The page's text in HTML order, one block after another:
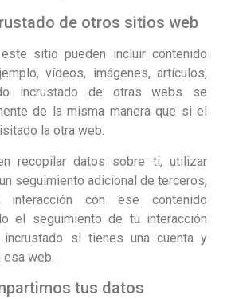
de otros sitios web
sitio pueden incluir contenido
vídeos, imágenes, artículos,
incrustado de otras webs se
de la misma manera que si el
la otra web.
recopilar datos sobre ti, utilizar
seguimiento adicional de terceros,
con ese contenido
el seguimiento de tu interacción
si tienes una cuenta y
web.
tus datos